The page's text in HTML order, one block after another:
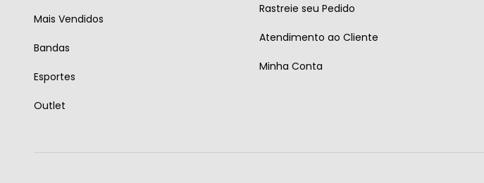
Mais Vendidos
Bandas
Esportes
Outlet
Rastreie seu Pedido
Atendimento ao Cliente
Minha Conta